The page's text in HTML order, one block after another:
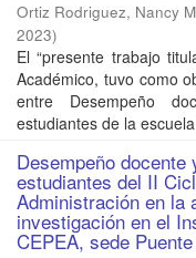
Ortiz Rodriguez, Nancy
2023)
El “presente trabajo
Académico, tuvo como
entre Desempeño
estudiantes de la
Desempeño
estudiantes del II
Administración en la
investigación en el
CEPEA, sede